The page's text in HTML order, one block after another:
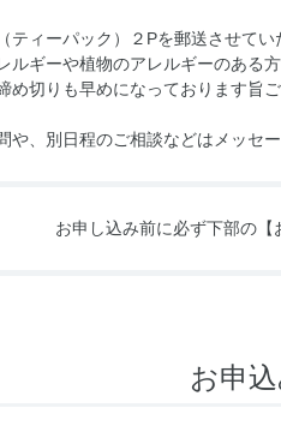
ティーパック）２Pを郵送させて
ルギーや植物のアレルギーのある
め切りも早めになっております旨ご
や、別日程のご相談などはメッセ
お申し込み前に必ず下部の
お申